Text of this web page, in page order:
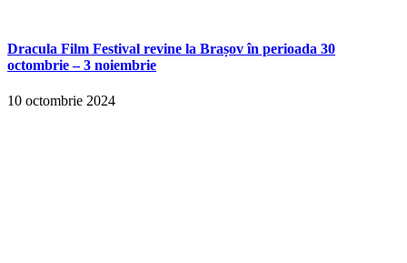
Dracula Film Festival revine la Brașov în perioada 30
octombrie – 3 noiembrie
10 octombrie 2024